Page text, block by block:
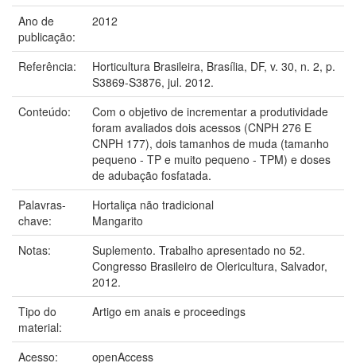
Ano de
publicação:
2012
Referência:
Horticultura Brasileira, Brasília, DF, v. 30, n. 2, p.
S3869-S3876, jul. 2012.
Conteúdo:
Com o objetivo de incrementar a produtividade
foram avaliados dois acessos (CNPH 276 E
CNPH 177), dois tamanhos de muda (tamanho
pequeno - TP e muito pequeno - TPM) e doses
de adubação fosfatada.
Palavras-
chave:
Hortaliça não tradicional
Mangarito
Notas:
Suplemento. Trabalho apresentado no 52.
Congresso Brasileiro de Olericultura, Salvador,
2012.
Tipo do
material:
Artigo em anais e proceedings
Acesso:
openAccess